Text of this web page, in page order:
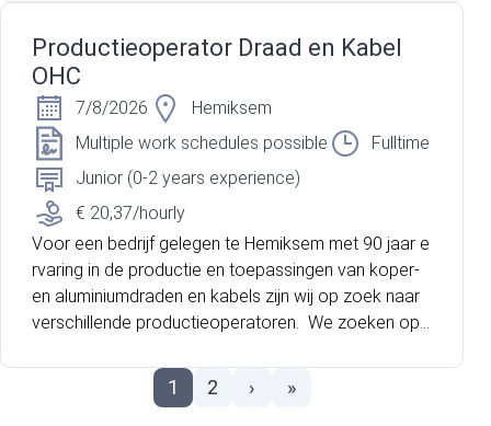
Productieoperator Draad en Kabel
OHC
7/8/2026
Hemiksem
Multiple work schedules possible
Fulltime
Junior (0-2 years experience)
€ 20,37/hourly
Voor een bedrijf gelegen te Hemiksem met 90 jaar e
rvaring in de productie en toepassingen van koper-
en aluminiumdraden en kabels zijn wij op zoek naar
verschillende productieoperatoren. We zoeken ope
zal werken met hoogspanningskabels. Deze afdeling
gaat op termijn naar een 5-ploegensysteem!
1 2 › »